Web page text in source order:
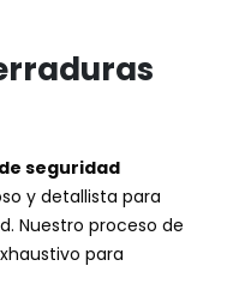
seguridad
y detallista para
Nuestro proceso de
para